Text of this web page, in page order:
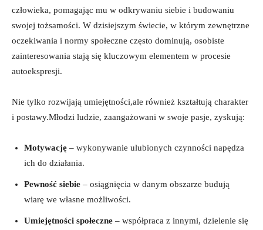
człowieka, ⁣pomagając⁤ mu w odkrywaniu siebie ​i budowaniu
swojej tożsamości. W⁣ dzisiejszym świecie, w którym zewnętrzne
oczekiwania i normy społeczne ‌często ‌dominują,⁣ osobiste
zainteresowania‌ stają ​się kluczowym elementem w‍ procesie
autoekspresji.
Nie tylko rozwijają umiejętności,ale również⁤ kształtują charakter
i postawy.Młodzi ludzie, zaangażowani w swoje pasje, zyskują:
Motywację –‍ wykonywanie ulubionych czynności⁤ napędza
ich do⁣ działania.
Pewność siebie – osiągnięcia w danym obszarze budują‌
wiarę we własne możliwości.
Umiejętności społeczne – ​współpraca z​ innymi, dzielenie się